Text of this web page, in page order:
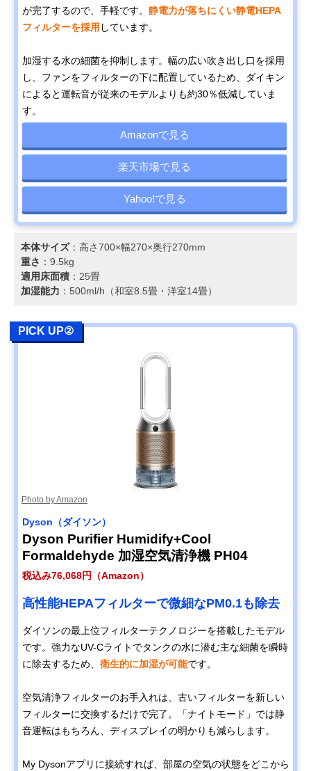
が完了するので、手軽です。 静電力が落ちにくい静電HEPA
フィルターを採用 しています。
加湿する水の細菌を抑制します。幅の広い吹き出し口を採用
し、ファンをフィルターの下に配置しているため、ダイキン
によると運転音が従来のモデルよりも約30％低減していま
す。
Amazonで見る
楽天市場で見る
Yahoo!で見る
本体サイズ：高さ700×幅270×奥行270mm
重さ ：9.5kg
適用床面積 ：25畳
加湿能力 ：500ml/h（和室8.5畳・洋室14畳）
PICK UP②
Photo by Amazon
Dyson（ダイソン）
Dyson Purifier Humidify+Cool
Formaldehyde 加湿空気清浄機 PH04
税込み76,068円（Amazon）
高性能HEPAフィルターで微細なPM0.1も除去
ダイソンの最上位フィルターテクノロジーを搭載したモデル
です。強力なUV-Cライトでタンクの水に潜む主な細菌を瞬時
に除去するため、 衛生的に加湿が可能です。
空気清浄フィルターのお手入れは、古いフィルターを新しい
フィルターに交換するだけで完了。「ナイトモード」では静
音運転はもちろん、ディスプレイの明かりも減らします。
My Dysonアプリに接続すれば、部屋の空気の状態をどこから